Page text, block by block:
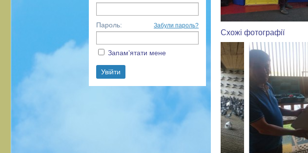
Схожі фотографії
Пароль: Забули пароль?
Запам’ятати мене